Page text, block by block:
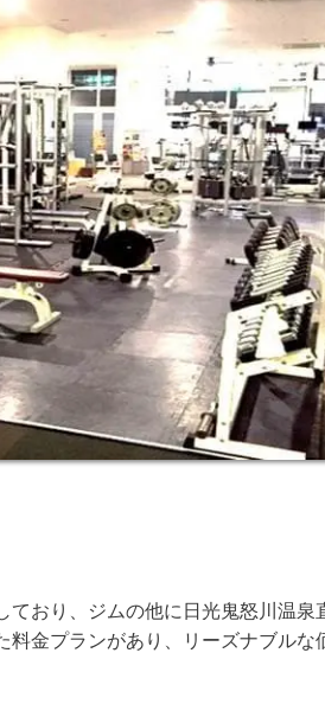
おり、ジムの他に日光鬼怒川温泉
金プランがあり、リーズナブルな